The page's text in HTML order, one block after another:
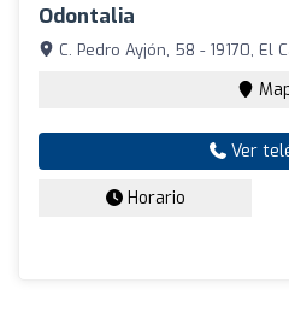
Odontalia
C. Pedro Ayjón, 58 - 19170, El
Ver
Horario